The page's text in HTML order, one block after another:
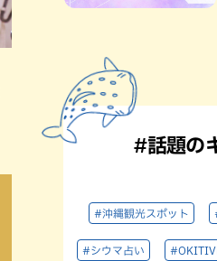
#話題の
#沖縄観光スポット
#シウマ占い